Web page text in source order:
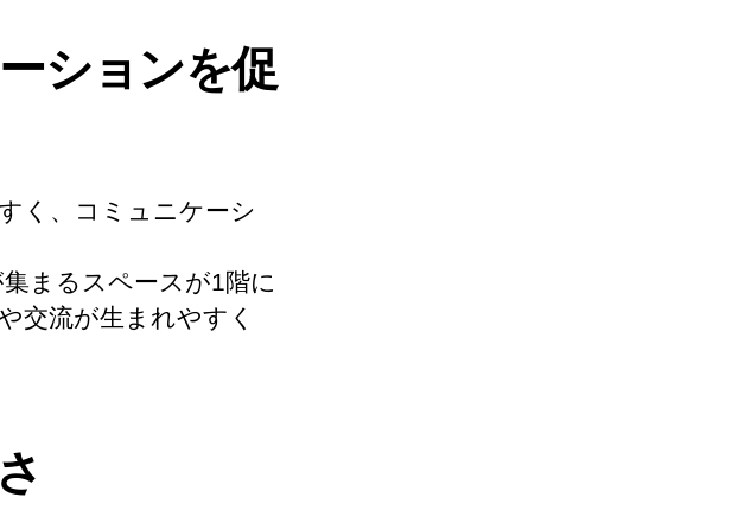
ションを促
く、コミュニケーシ
まるスペースが1階に
交流が生まれやすく